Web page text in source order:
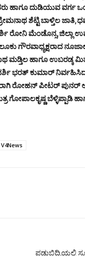
ಹಾಗೂ ದುಡಿಯುವ ವರ್ಗ
ಶೆಟ್ಟಿ ಬಾಳ್ತಿಲ
ಮೆಂಡೊನ್ಸ,ಜಿಲ್ಲಾ
ಗೌರವಾಧ್ಯಕ್ಷರಾದ
ಹಾಗೂ ಉಬರಡ್ಕ
ಭರತ್ ಕುಮಾರ್
ರೋಹನ್ ಪೀಟರ್ ಪುನರ್
ಬೆಳ್ಳಿಪ್ಪಾಡಿ
V4News
ಪಡುಬಿದ್ರಿಯಲ್ಲಿ